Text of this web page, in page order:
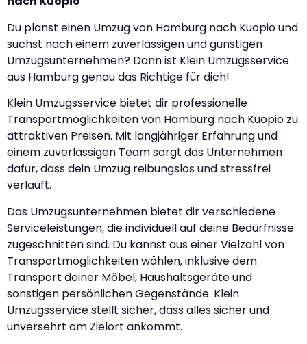
Du planst einen Umzug von Hamburg nach Kuopio und
suchst nach einem zuverlässigen und günstigen
Umzugsunternehmen? Dann ist Klein Umzugsservice
aus Hamburg genau das Richtige für dich!
Klein Umzugsservice bietet dir professionelle
Transportmöglichkeiten von Hamburg nach Kuopio zu
attraktiven Preisen. Mit langjähriger Erfahrung und
einem zuverlässigen Team sorgt das Unternehmen
dafür, dass dein Umzug reibungslos und stressfrei
verläuft.
Das Umzugsunternehmen bietet dir verschiedene
Serviceleistungen, die individuell auf deine Bedürfnisse
zugeschnitten sind. Du kannst aus einer Vielzahl von
Transportmöglichkeiten wählen, inklusive dem
Transport deiner Möbel, Haushaltsgeräte und
sonstigen persönlichen Gegenstände. Klein
Umzugsservice stellt sicher, dass alles sicher und
unversehrt am Zielort ankommt.